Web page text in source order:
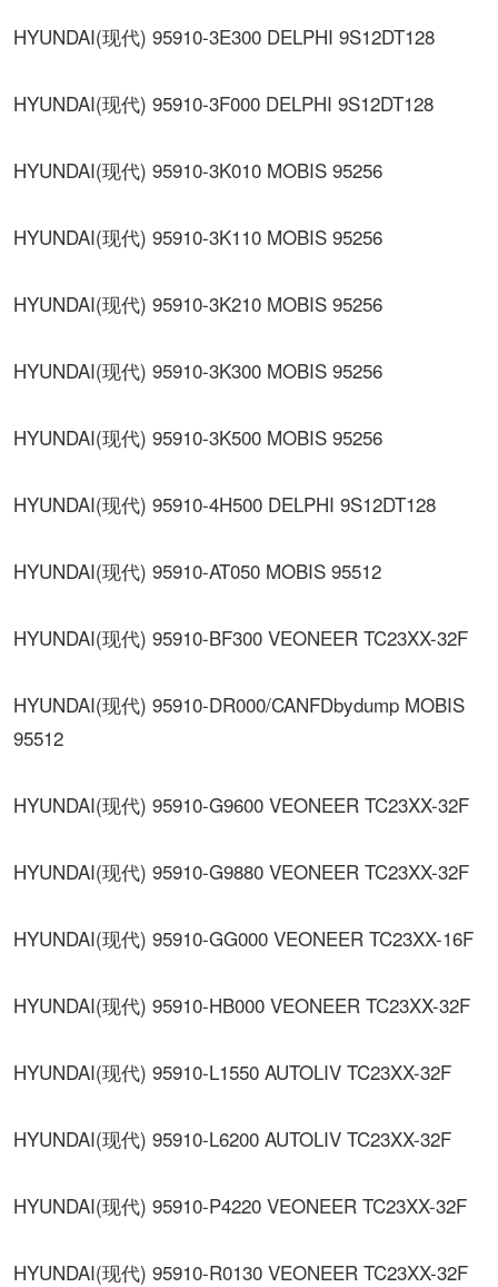
HYUNDAI(现代) 95910-3E300 DELPHI 9S12DT128
HYUNDAI(现代) 95910-3F000 DELPHI 9S12DT128
HYUNDAI(现代) 95910-3K010 MOBIS 95256
HYUNDAI(现代) 95910-3K110 MOBIS 95256
HYUNDAI(现代) 95910-3K210 MOBIS 95256
HYUNDAI(现代) 95910-3K300 MOBIS 95256
HYUNDAI(现代) 95910-3K500 MOBIS 95256
HYUNDAI(现代) 95910-4H500 DELPHI 9S12DT128
HYUNDAI(现代) 95910-AT050 MOBIS 95512
HYUNDAI(现代) 95910-BF300 VEONEER TC23XX-32F
HYUNDAI(现代) 95910-DR000/CANFDbydump MOBIS
95512
HYUNDAI(现代) 95910-G9600 VEONEER TC23XX-32F
HYUNDAI(现代) 95910-G9880 VEONEER TC23XX-32F
HYUNDAI(现代) 95910-GG000 VEONEER TC23XX-16F
HYUNDAI(现代) 95910-HB000 VEONEER TC23XX-32F
HYUNDAI(现代) 95910-L1550 AUTOLIV TC23XX-32F
HYUNDAI(现代) 95910-L6200 AUTOLIV TC23XX-32F
HYUNDAI(现代) 95910-P4220 VEONEER TC23XX-32F
HYUNDAI(现代) 95910-R0130 VEONEER TC23XX-32F